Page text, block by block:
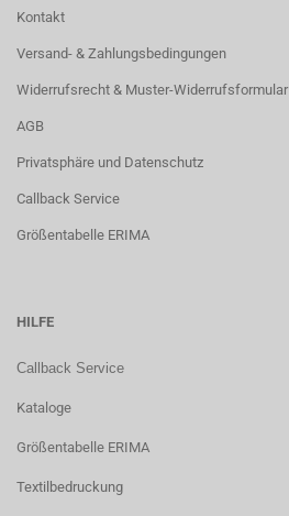
Kontakt
Versand- & Zahlungsbedingungen
Widerrufsrecht & Muster-Widerrufsformular
AGB
Privatsphäre und Datenschutz
Callback Service
Größentabelle ERIMA
HILFE
Callback Service
Kataloge
Größentabelle ERIMA
Textilbedruckung